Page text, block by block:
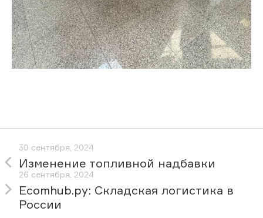
30 сентября, 2024
Изменение топливной надбавки
26 сентября, 2024
Ecomhub.ру: Складская логистика в
России